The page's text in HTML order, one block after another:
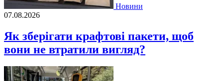
Новини
07.08.2026
Як зберігати крафтові пакети, щоб
вони не втратили вигляд?